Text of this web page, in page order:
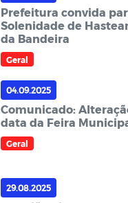
Prefeitura convida
Solenidade de
da Bandeira
Geral
04.09.2025
Comunicado:
data da Feira
Geral
29.08.2025